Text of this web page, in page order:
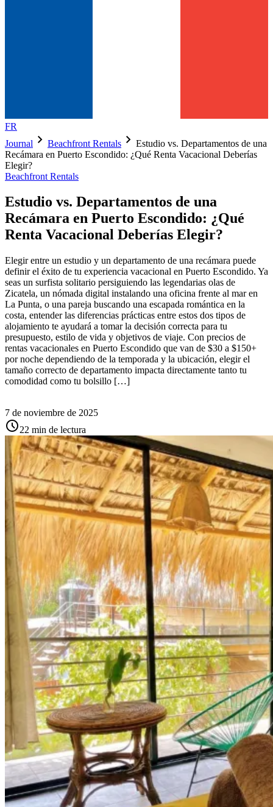
FR
Journal chevron_right Beachfront Rentals chevron_right Estudio vs. Departamentos de una
Recámara en Puerto Escondido: ¿Qué Renta Vacacional Deberías
Elegir?
Beachfront Rentals
Estudio vs. Departamentos de una
Recámara en Puerto Escondido: ¿Qué
Renta Vacacional Deberías Elegir?
Elegir entre un estudio y un departamento de una recámara puede
definir el éxito de tu experiencia vacacional en Puerto Escondido. Ya
seas un surfista solitario persiguiendo las legendarias olas de
Zicatela, un nómada digital instalando una oficina frente al mar en
La Punta, o una pareja buscando una escapada romántica en la
costa, entender las diferencias prácticas entre estos dos tipos de
alojamiento te ayudará a tomar la decisión correcta para tu
presupuesto, estilo de vida y objetivos de viaje. Con precios de
rentas vacacionales en Puerto Escondido que van de $30 a $150+
por noche dependiendo de la temporada y la ubicación, elegir el
tamaño correcto de departamento impacta directamente tanto tu
comodidad como tu bolsillo […]
7 de noviembre de 2025
schedule22 min de lectura